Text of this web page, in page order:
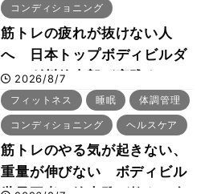
コンディショニング
筋トレの疲れが抜けない人
へ 日本トップボディビルダ
ー・刈川啓志郎が実践する
「回復習慣」
2026/8/7
フィットネス 睡眠 体調管理
コンディショニング ヘルスケア
筋トレのやる気が起きない、
重量が伸びない ボディビル